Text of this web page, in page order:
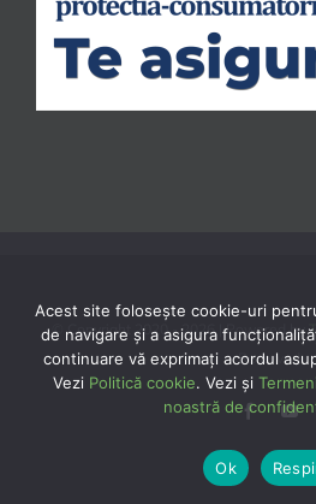
© Copyright 2020 -2026 | Powered by
Reserved
Acest site folosește cookie-uri
de navigare și a asigura
continuare vă exprimaţi acordul
Vezi Politică cookie. Vezi și
noastră de
Ok